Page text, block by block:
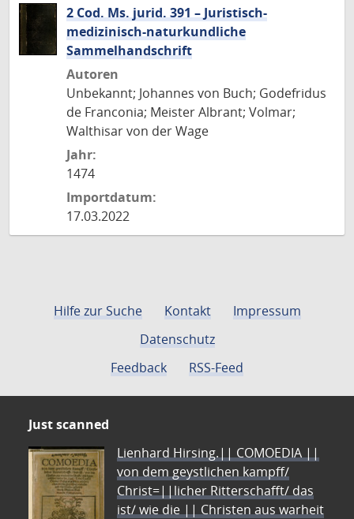
2 Cod. Ms. jurid. 391 – Juristisch-
medizinisch-naturkundliche
Sammelhandschrift
Autoren
Unbekannt; Johannes von Buch; Godefridus
de Franconia; Meister Albrant; Volmar;
Walthisar von der Wage
Jahr:
1474
Importdatum:
17.03.2022
Hilfe zur Suche Kontakt
Impressum
Datenschutz
Feedback
RSS-Feed
Just scanned
Lienhard Hirsing.|| COMOEDIA ||
von dem geystlichen kampff/
Christ=||licher Ritterschafft/ das
ist/ wie die || Christen aus warheit